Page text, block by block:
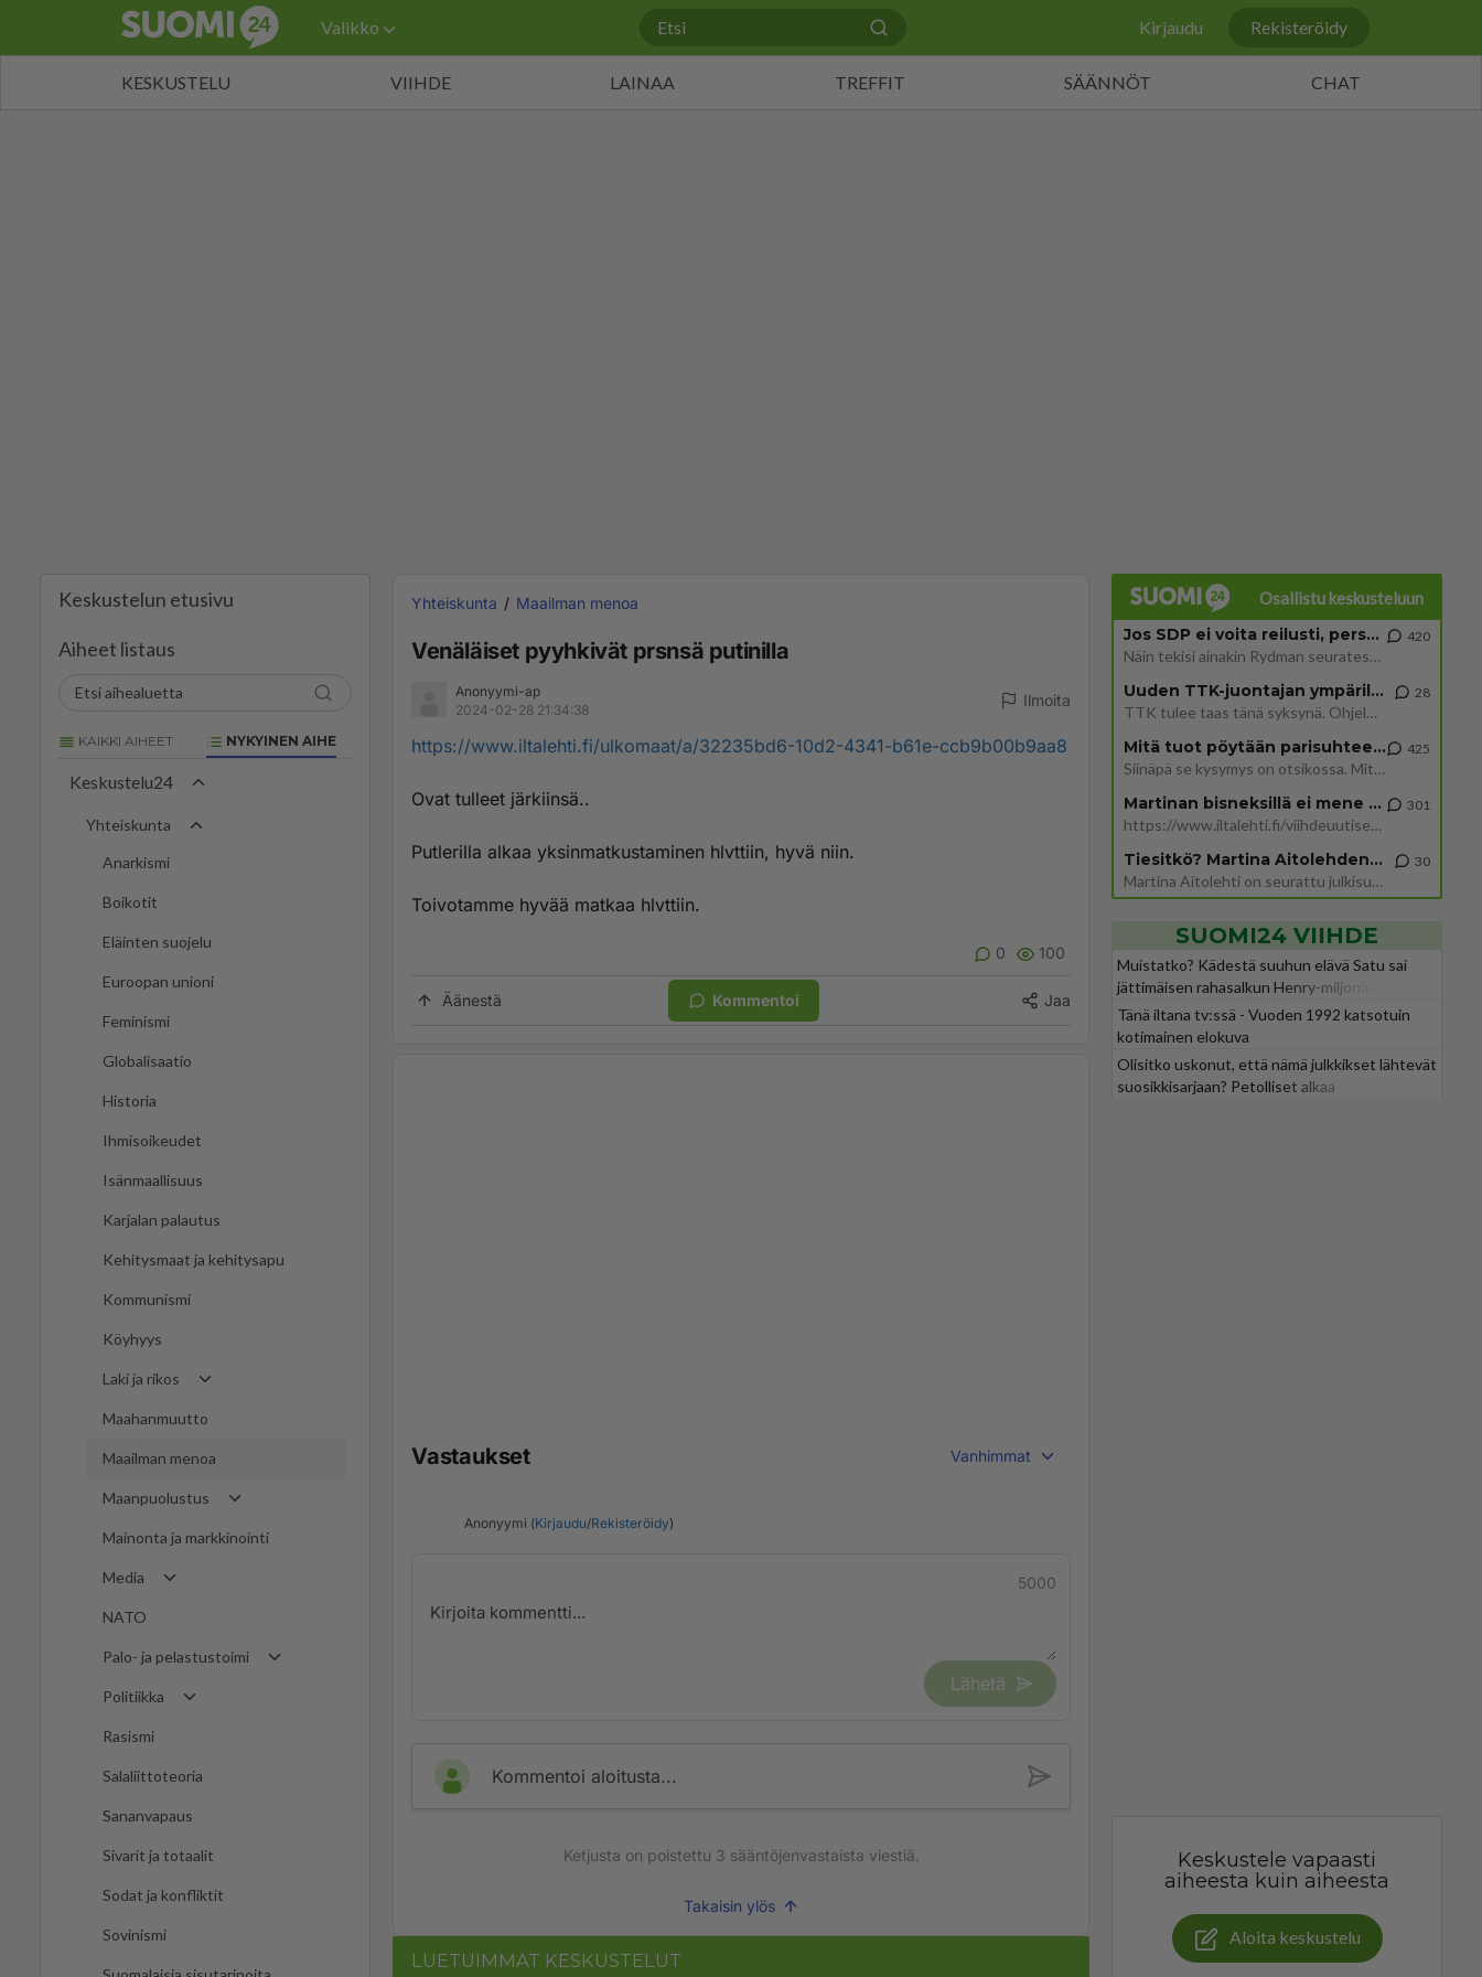
Valikko Kirjaudu Rekisteröidy
KESKUSTELU VIIHDE LAINAA TREFFIT SÄÄNNÖT CHAT
Keskustelun etusivu
Aiheet listaus
KAIKKI AIHEET NYKYINEN AIHE
Keskustelu24
Yhteiskunta
Anarkismi
Boikotit
Eläinten suojelu
Euroopan unioni
Feminismi
Globalisaatio
Historia
Ihmisoikeudet
Isänmaallisuus
Karjalan palautus
Kehitysmaat ja kehitysapu
Kommunismi
Köyhyys
Laki ja rikos
Maahanmuutto
Maailman menoa
Maanpuolustus
Mainonta ja markkinointi
Media
NATO
Palo- ja pelastustoimi
Politiikka
Rasismi
Salaliittoteoria
Sananvapaus
Sivarit ja totaalit
Sodat ja konfliktit
Sovinismi
Yhteiskunta Maailman menoa
Venäläiset pyyhkivät prsnsä putinilla
Anonyymi-ap
2024-02-28 21:34:38
Ilmoita
https://www.iltalehti.fi/ulkomaat/a/32235bd6-10d2-4341-b61e-ccb9b00b9aa8
Ovat tulleet järkiinsä..
Putlerilla alkaa yksinmatkustaminen hlvttiin, hyvä niin.
Toivotamme hyvää matkaa hlvttiin.
0 100
Äänestä Kommentoi Jaa
Vastaukset Vanhimmat
Anonyymi (Kirjaudu/Rekisteröidy)
5000
Lähetä
Kommentoi aloitusta...
Ketjusta on poistettu 3 sääntöjenvastaista viestiä.
Takaisin ylös
LUETUIMMAT KESKUSTELUT
Osallistu keskusteluun
Jos SDP ei voita reilusti, persut kumoavat demokratian Suomesta
Näin tekisi ainakin Rydman seuratessaan idolinsa Trumpin mallia https://www.is.fi/politiikka/art-2000012187244.html
420
Uuden TTK-juontajan ympärillä epätietoisuus sakenee - Nyt MTV hämmentää soppaa
TTK tulee taas tänä syksynä. Ohjelman uudet tähtioppilaat julkistetaan torstaina 6. elokuuta klo 14 alkavassa lehdistö
28
Mitä tuot pöytään parisuhteessa?
Siinäpä se kysymys on otsikossa. Mitäpä siis tuot/toisit pöytään parisuhteessa? Oletko mies vai nainen? Koetko sen mitä
425
Martinan bisneksillä ei mene hyvin
https://www.iltalehti.fi/viihdeuutiset/a/c46da6ab-340f-4790-aaa7-0865eed2336 Yrityksen konkurssihakemus on tullut kärä
301
Tiesitkö? Martina Aitolehden isäpuoli on tämä suosittu laulaja
Martina Aitolehti on seurattu julkisuuden henkilö. Lähipiiriin mahtuu muitakin tunnettuja henkilöitä. Tiesitkö, että Ma
30
SUOMI24 VIIHDE
Muistatko? Kädestä suuhun elävä Satu sai
jättimäisen rahasalkun Henry-miljonääriltä
Tänä iltana tv:ssä - Vuoden 1992 katsotuin
kotimainen elokuva
Olisitko uskonut, että nämä julkkikset lähtevät
suosikkisarjaan? Petolliset alkaa
Keskustele vapaasti
aiheesta kuin aiheesta
Aloita keskustelu